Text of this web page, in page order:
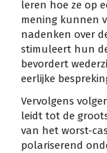
leren hoe ze op
mening kunnen
nadenken over
stimuleert hun
bevordert
eerlijke
Vervolgens
leidt tot de
van het worst-
polariserend